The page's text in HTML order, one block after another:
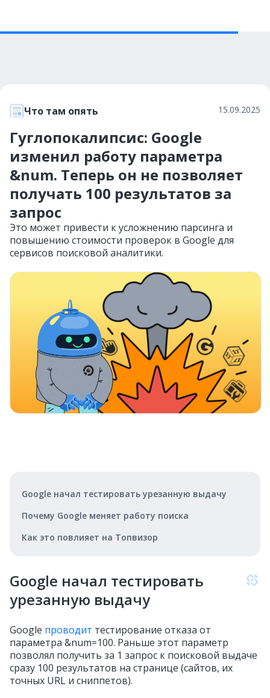
Что там опять 15.09.2025
Гуглопокалипсис: Google
изменил работу параметра
&num. Теперь он не позволяет
получать 100 результатов за
запрос
Это может привести к усложнению парсинга и
повышению стоимости проверок в Google для
сервисов поисковой аналитики.
Google начал тестировать урезанную выдачу
Почему Google меняет работу поиска
Как это повлияет на Топвизор
Google начал тестировать
урезанную выдачу
Google проводит тестирование отказа от
параметра &num=100. Раньше этот параметр
позволял получить за 1 запрос к поисковой выдаче
сразу 100 результатов на странице (сайтов, их
точных URL и сниппетов).